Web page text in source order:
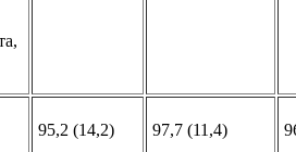
95,2 (14,2) 97,7 (11,4)